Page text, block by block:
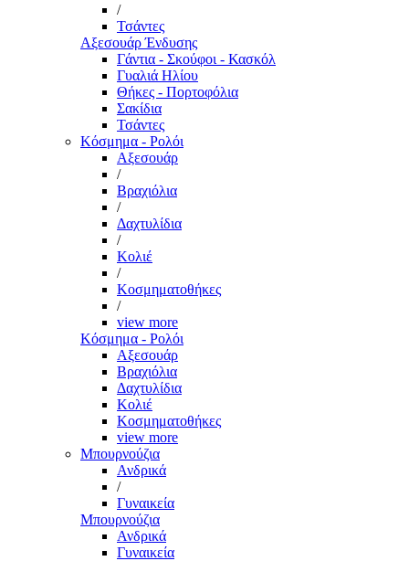
/
Τσάντες
Αξεσουάρ Ένδυσης
Γάντια - Σκούφοι - Κασκόλ
Γυαλιά Ηλίου
Θήκες - Πορτοφόλια
Σακίδια
Τσάντες
Κόσμημα - Ρολόι
Αξεσουάρ
/
Βραχιόλια
/
Δαχτυλίδια
/
Κολιέ
/
Κοσμηματοθήκες
/
view more
Κόσμημα - Ρολόι
Αξεσουάρ
Βραχιόλια
Δαχτυλίδια
Κολιέ
Κοσμηματοθήκες
view more
Μπουρνούζια
Ανδρικά
/
Γυναικεία
Μπουρνούζια
Ανδρικά
Γυναικεία